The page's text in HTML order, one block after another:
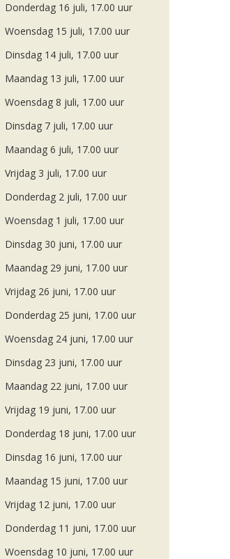
Donderdag 16 juli, 17.00 uur
Woensdag 15 juli, 17.00 uur
Dinsdag 14 juli, 17.00 uur
Maandag 13 juli, 17.00 uur
Woensdag 8 juli, 17.00 uur
Dinsdag 7 juli, 17.00 uur
Maandag 6 juli, 17.00 uur
Vrijdag 3 juli, 17.00 uur
Donderdag 2 juli, 17.00 uur
Woensdag 1 juli, 17.00 uur
Dinsdag 30 juni, 17.00 uur
Maandag 29 juni, 17.00 uur
Vrijdag 26 juni, 17.00 uur
Donderdag 25 juni, 17.00 uur
Woensdag 24 juni, 17.00 uur
Dinsdag 23 juni, 17.00 uur
Maandag 22 juni, 17.00 uur
Vrijdag 19 juni, 17.00 uur
Donderdag 18 juni, 17.00 uur
Dinsdag 16 juni, 17.00 uur
Maandag 15 juni, 17.00 uur
Vrijdag 12 juni, 17.00 uur
Donderdag 11 juni, 17.00 uur
Woensdag 10 juni, 17.00 uur